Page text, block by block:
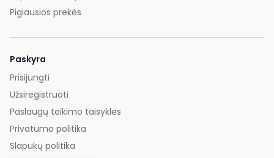
Pigiausios prekės
Paskyra
Prisijungti
Užsiregistruoti
Paslaugų teikimo taisyklės
Privatumo politika
Slapukų politika